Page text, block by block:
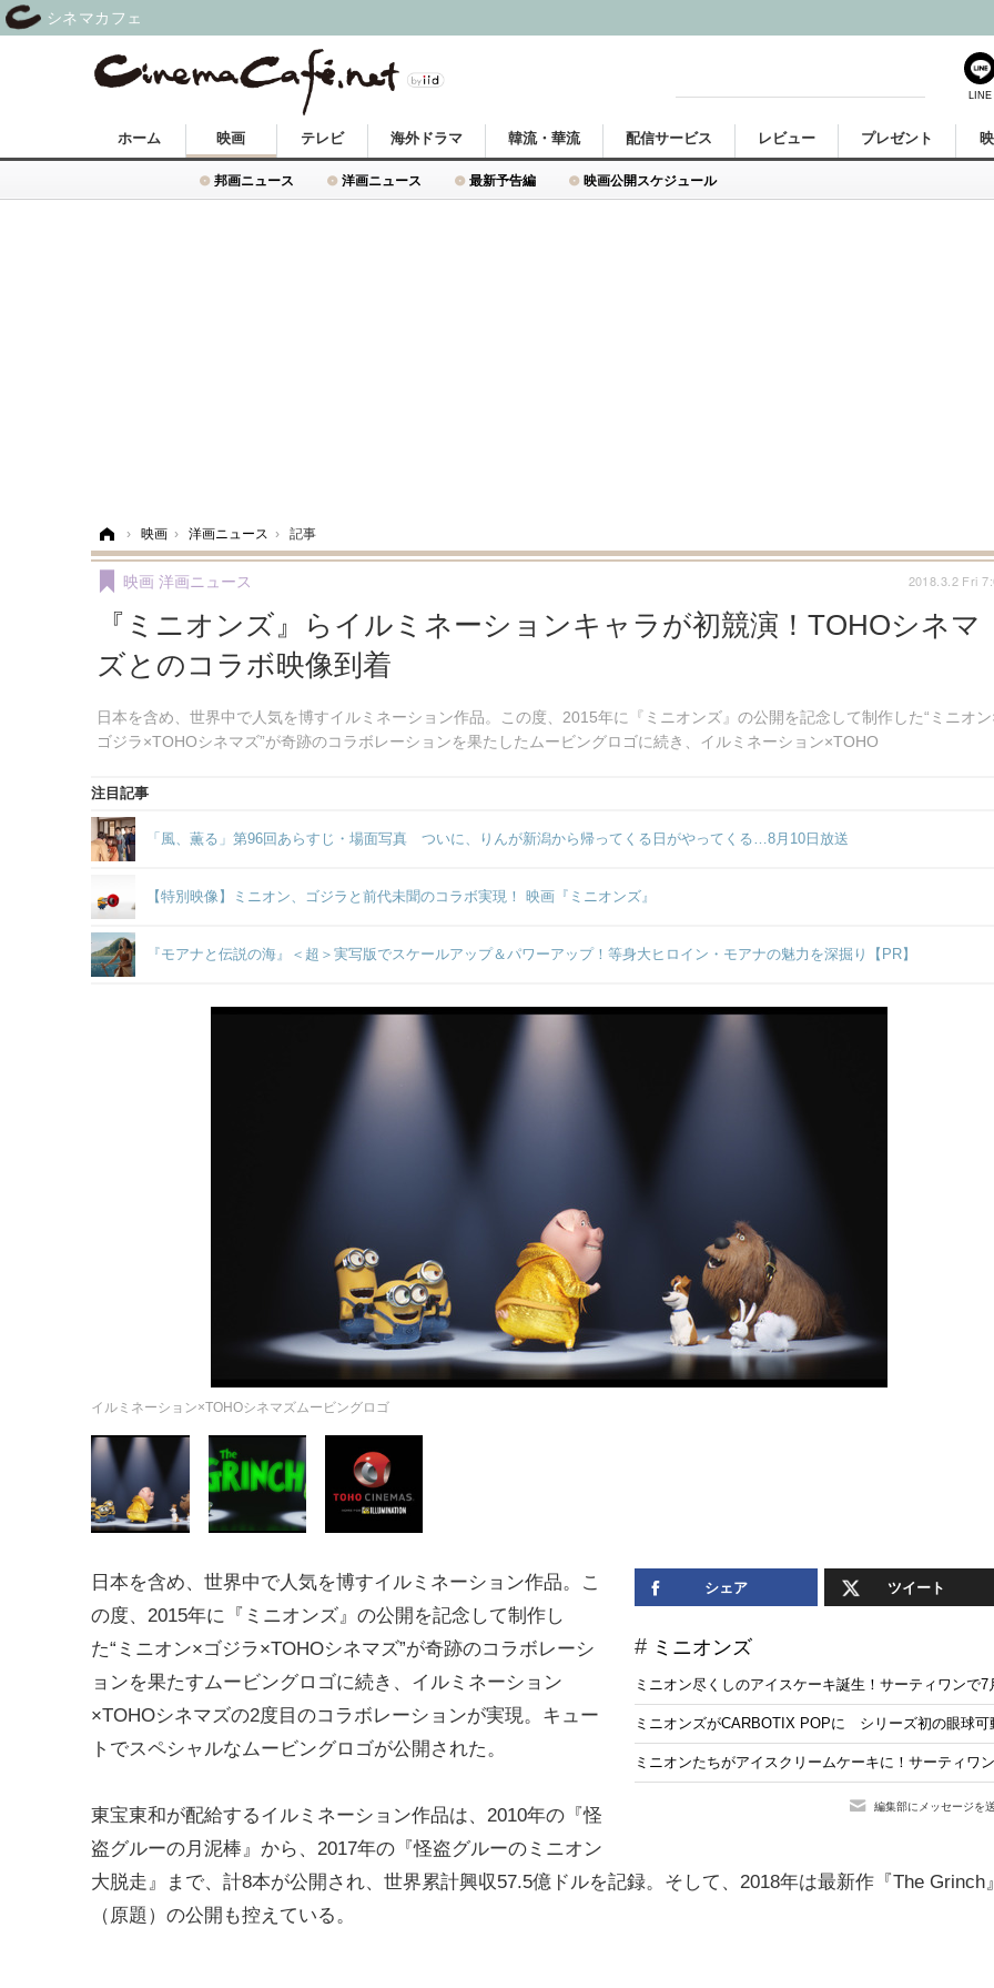
ホーム 映画
邦画ニュース 洋画ニュース 最新予告編 映画公開スケジュール
テレビ 海外ドラマ 韓流・華流 配信サービス レビュー プレゼント
› 映画 › 洋画ニュース › 記事
『ミニオンズ』らイルミネーションキャラが初競演！TOHOシネマ
ズとのコラボ映像到着
日本を含め、世界中で人気を博すイルミネーション作品。この度、2015年に『ミニオンズ』の公開を記念して制作した“ミニオ
ゴジラ×TOHOシネマズ”が奇跡のコラボレーションを果たしたムービングロゴに続き、イルミネーション×TOHO
映画 洋画ニュース 2018.3.2 Fri
注目記事
「風、薫る」第96回あらすじ・場面写真 ついに、りんが新潟から帰ってくる日がやってくる…8月10日放送
【特別映像】ミニオン、ゴジラと前代未聞のコラボ実現！ 映画『ミニオンズ』
『モアナと伝説の海』＜超＞実写版でスケールアップ＆パワーアップ！等身大ヒロイン・モアナの魅力を深掘り【PR】
イルミネーション×TOHOシネマズムービングロゴ
シェア ツイート
ミニオンズ
ミニオン尽くしのアイスケーキ誕生！サーティワンで7
ミニオンズがCARBOTIX POPに シリーズ初の眼球可
ミニオンたちがアイスクリームケーキに！サーティワ
編集部にメッセージを
日本を含め、世界中で人気を博すイルミネーション作品。こ
の度、2015年に『ミニオンズ』の公開を記念して制作し
た“ミニオン×ゴジラ×TOHOシネマズ”が奇跡のコラボレーシ
ョンを果たすムービングロゴに続き、イルミネーション
×TOHOシネマズの2度目のコラボレーションが実現。キュー
トでスペシャルなムービングロゴが公開された。
東宝東和が配給するイルミネーション作品は、2010年の『怪
盗グルーの月泥棒』から、2017年の『怪盗グルーのミニオン
大脱走』まで、計8本が公開され、世界累計興収57.5億ドルを記録。そして、2018年は最新作『The Grinch
（原題）の公開も控えている。
LINE
シネマカフェ